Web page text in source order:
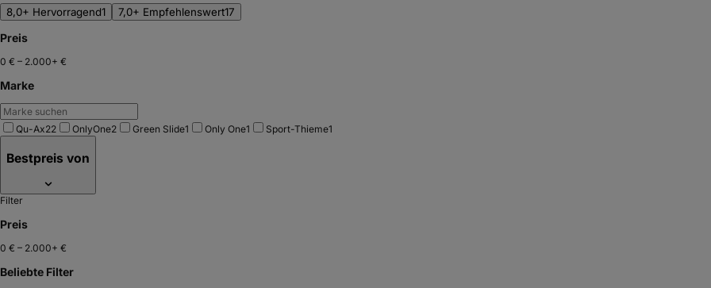
8,0+ Hervorragend1 7,0+ Empfehlenswert17
Preis
0 € – 2.000+ €
Marke
Qu-Ax22 OnlyOne2 Green Slide1 Only One1 Sport-Thieme1
Bestpreis von
Filter
Preis
0 € – 2.000+ €
Beliebte Filter